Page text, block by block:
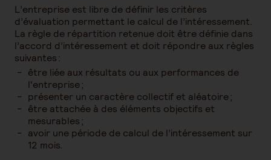
L’entreprise est libre de définir les critères
d’évaluation permettant le calcul de l’intéressement.
La règle de répartition retenue doit être définie dans
l’accord d’intéressement et doit répondre aux règles
suivantes :
être liée aux résultats ou aux performances de
l'entreprise ;
présenter un caractère collectif et aléatoire ;
être attachée à des éléments objectifs et
mesurables ;
avoir une période de calcul de l’intéressement sur
12 mois.